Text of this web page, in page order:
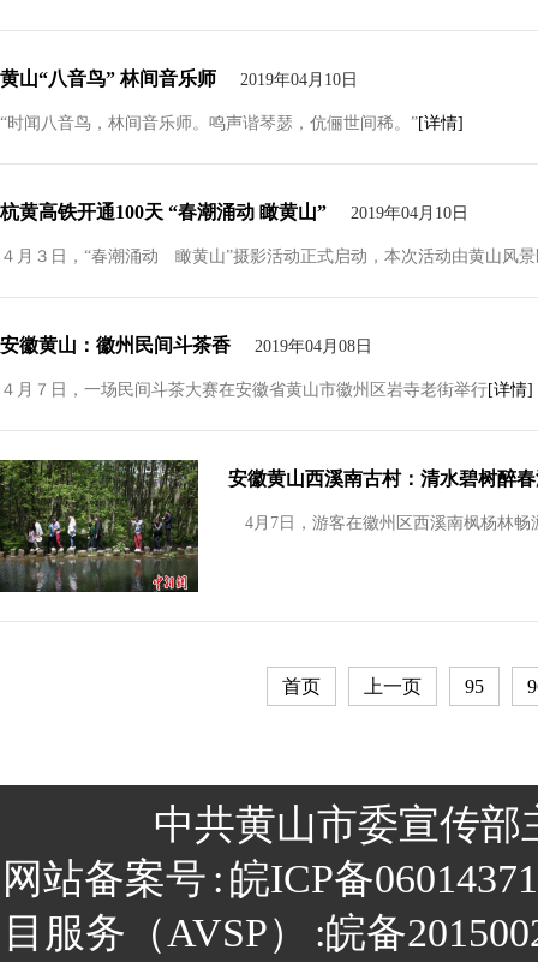
黄山“八音鸟” 林间音乐师 2019年04月10日
“时闻八音鸟，林间音乐师。鸣声谐琴瑟，伉俪世间稀。”[详情]
杭黄高铁开通100天 “春潮涌动 瞰黄山” 2019年04月10日
４月３日，“春潮涌动 瞰黄山”摄影活动正式启动，本次活动由黄山风
安徽黄山：徽州民间斗茶香 2019年04月08日
４月７日，一场民间斗茶大赛在安徽省黄山市徽州区岩寺老街举行[详情]
安徽黄山西溪南古村：清水碧树醉
4月7日，游客在徽州区西溪南枫杨林畅
首页 上一页 95
中共黄山市委宣传部
网站备案号 : 皖ICP备
目服务（AVSP）
:皖备